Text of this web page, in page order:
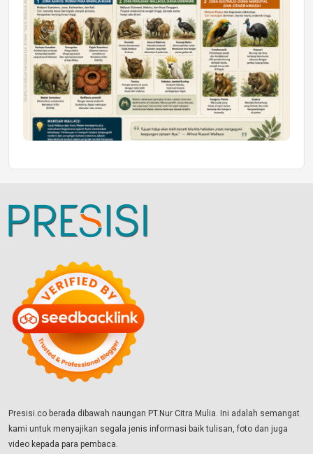
Presisi.co berada dibawah naungan PT.Nur Citra Mulia. Ini adalah semangat
kami untuk menyajikan segala jenis informasi baik tulisan, foto dan juga
video kepada para pembaca.